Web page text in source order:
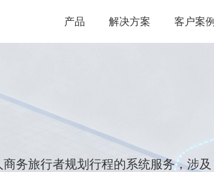
产品 解决方案 客户案例
务旅行者规划行程的系统服务，涉及